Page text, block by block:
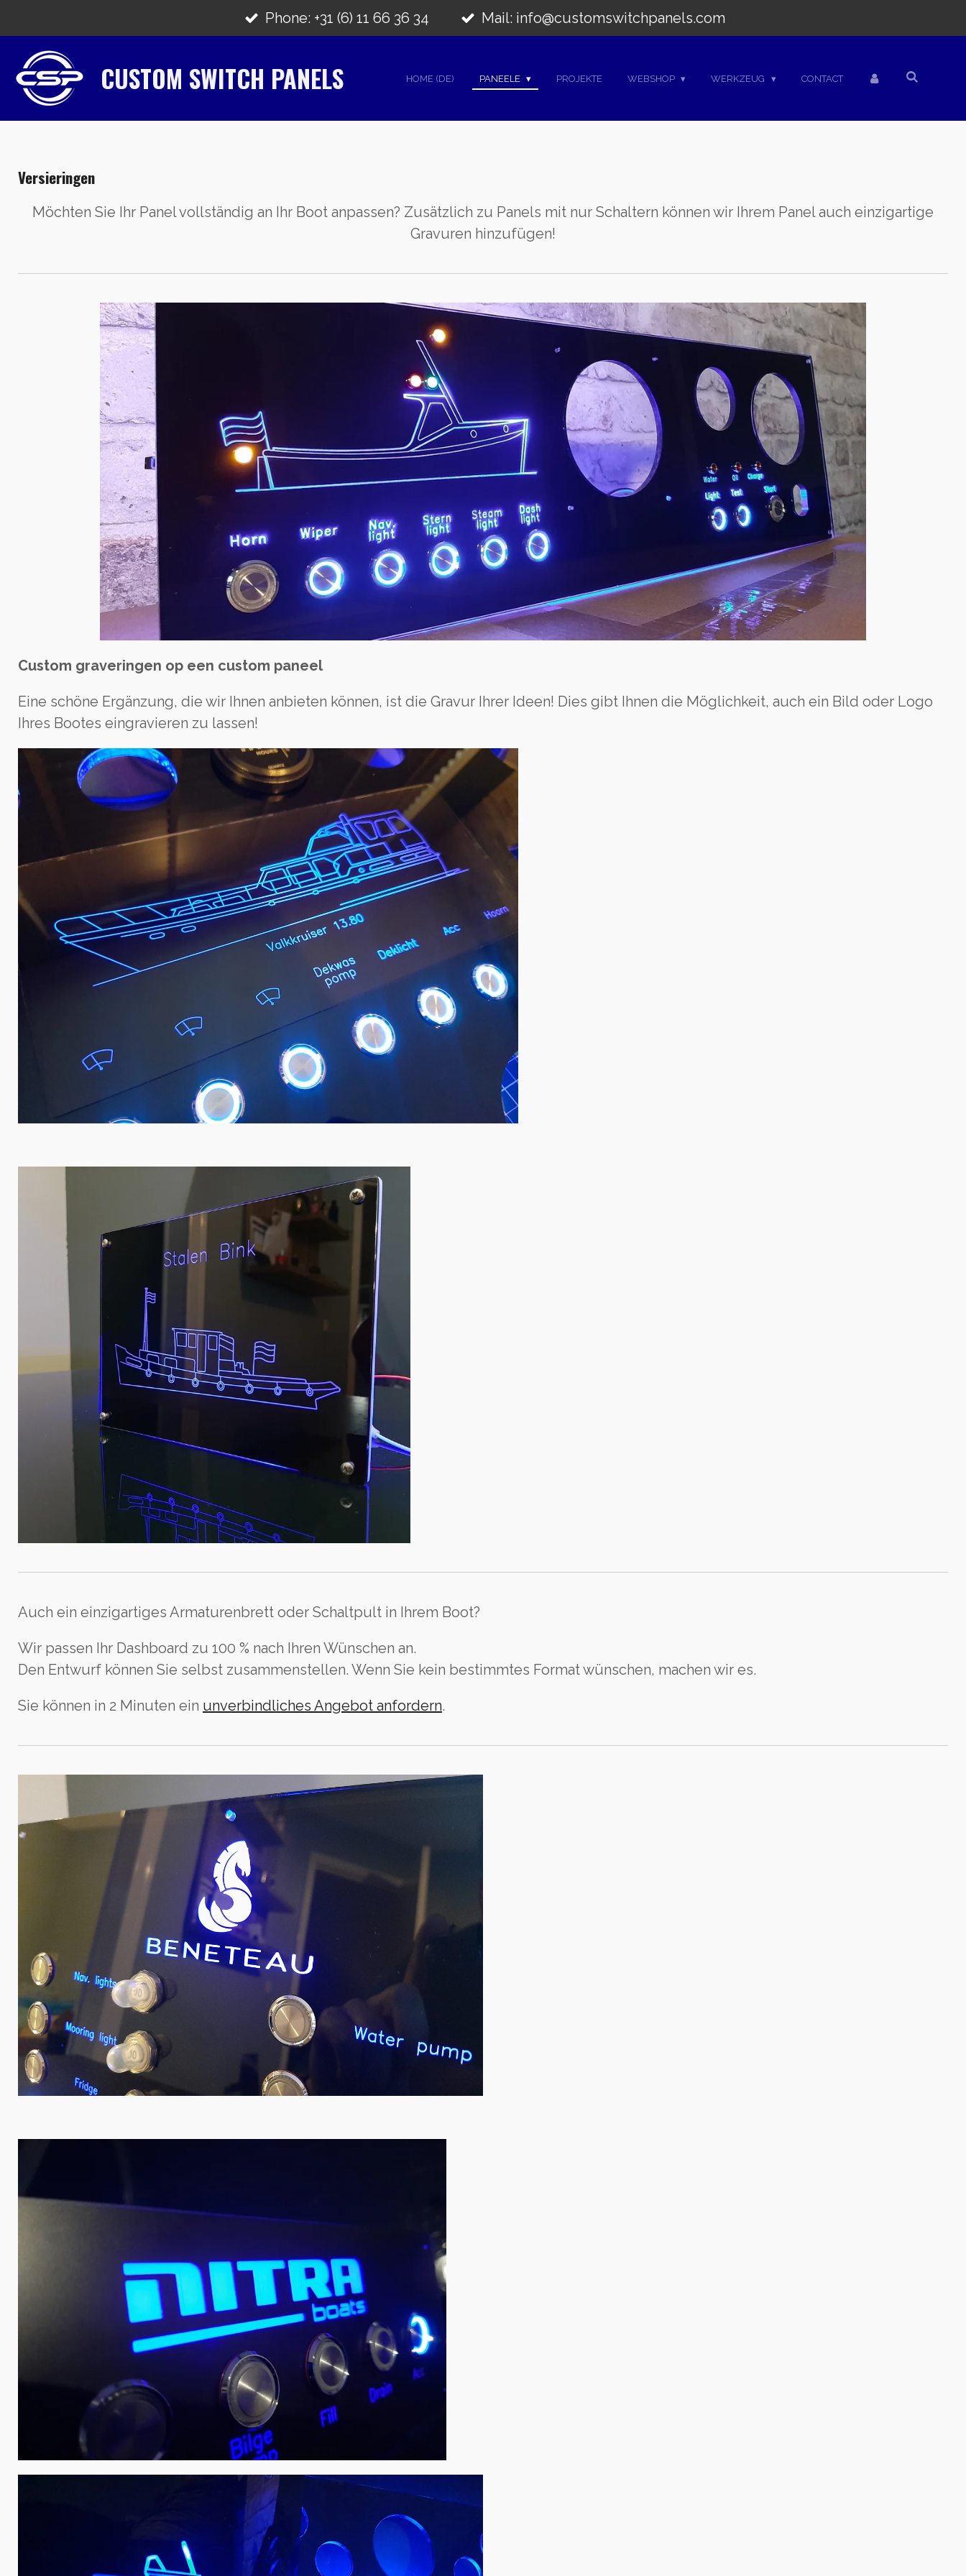
Hauptinhalt
springen
Phone: +31 (6) 11 66 36 34 Mail: info@customswitchpanels.com
CUSTOM SWITCH PANELS HOME (DE) PANEELE PROJEKTE WEBSHOP WERKZEUG CONTACT
Versieringen
Möchten Sie Ihr Panel vollständig an Ihr Boot anpassen? Zusätzlich zu Panels mit nur Schaltern können wir Ihrem Panel auch einzigartige
Gravuren hinzufügen!
Custom graveringen op een custom paneel
Eine schöne Ergänzung, die wir Ihnen anbieten können, ist die Gravur Ihrer Ideen! Dies gibt Ihnen die Möglichkeit, auch ein Bild oder Logo
Ihres Bootes eingravieren zu lassen!
Auch ein einzigartiges Armaturenbrett oder Schaltpult in Ihrem Boot?
Wir passen Ihr Dashboard zu 100 % nach Ihren Wünschen an.
Den Entwurf können Sie selbst zusammenstellen. Wenn Sie kein bestimmtes Format wünschen, machen wir es.
Sie können in 2 Minuten ein unverbindliches Angebot anfordern.